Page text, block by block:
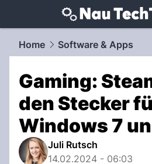
techtrends.NAU.ch
Home Software & Apps
Gaming:
den Stecker
Windows 7
Juli Rutsch
14.02.2024 - 06:03